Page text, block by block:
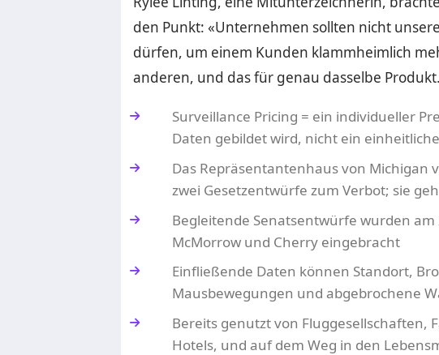
den Punkt: «Unternehmen sollten nicht
dürfen, um einem Kunden klammheimlich
anderen, und das für genau dasselbe
Surveillance Pricing = ein individueller
Daten gebildet wird, nicht ein
Das Repräsentantenhaus von Michigan
zwei Gesetzentwürfe zum Verbot; sie
Begleitende Senatsentwürfe wurden
McMorrow und Cherry eingebracht
Einfließende Daten können Standort,
Mausbewegungen und abgebrochene
Bereits genutzt von Fluggesellschaften,
Hotels, und auf dem Weg in den